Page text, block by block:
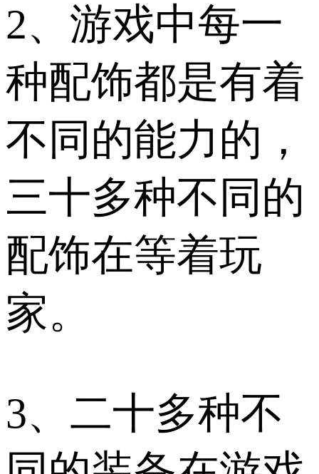
2、游戏中每一
种配饰都是有着
不同的能力的，
三十多种不同的
配饰在等着玩
家。
3、二十多种不